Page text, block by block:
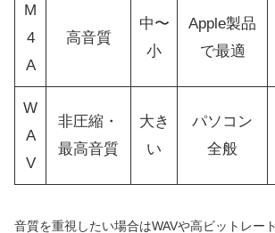
M
4
A
高音質
中〜
小
Apple製品
で最適
W
A
V
非圧縮・
最高音質
大き
い
パソコン
全般
音質を重視したい場合はWAVや高ビットレー